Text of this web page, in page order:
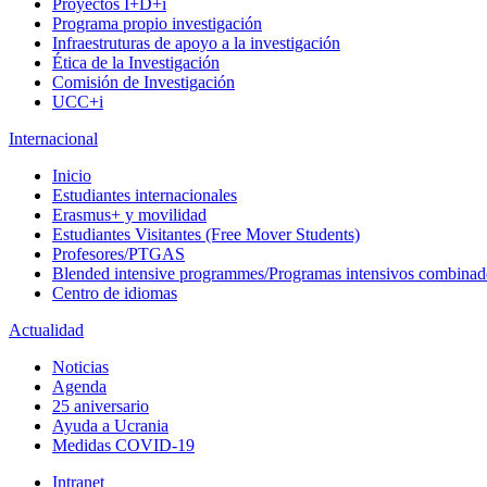
Proyectos I+D+i
Programa propio investigación
Infraestruturas de apoyo a la investigación
Ética de la Investigación
Comisión de Investigación
UCC+i
Internacional
Inicio
Estudiantes internacionales
Erasmus+ y movilidad
Estudiantes Visitantes (Free Mover Students)
Profesores/PTGAS
Blended intensive programmes/Programas intensivos
Centro de idiomas
Actualidad
Noticias
Agenda
25 aniversario
Ayuda a Ucrania
Medidas COVID-19
Intranet